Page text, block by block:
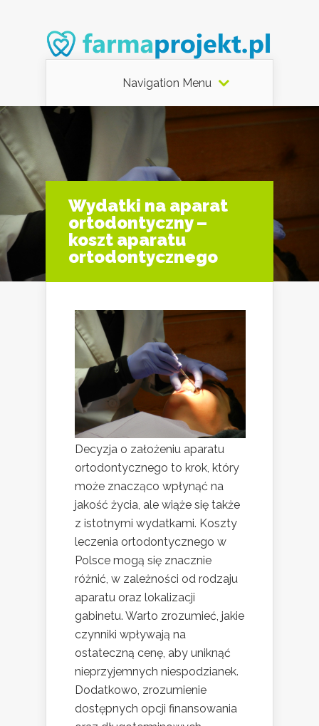
Navigation Menu
Wydatki na aparat
ortodontyczny –
koszt aparatu
ortodontycznego
Decyzja o założeniu aparatu
ortodontycznego to krok, który
może znacząco wpłynąć na
jakość życia, ale wiąże się także
z istotnymi wydatkami. Koszty
leczenia ortodontycznego w
Polsce mogą się znacznie
różnić, w zależności od rodzaju
aparatu oraz lokalizacji
gabinetu. Warto zrozumieć, jakie
czynniki wpływają na
ostateczną cenę, aby uniknąć
nieprzyjemnych niespodzianek.
Dodatkowo, zrozumienie
dostępnych opcji finansowania